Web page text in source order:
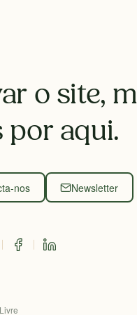
o site,
aqui.
nos Newsletter